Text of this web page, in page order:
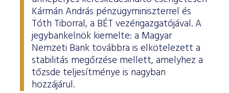
Kármán András pénzügyminiszterrel és
Tóth Tiborral, a BÉT vezérigazgatójával. A
jegybankelnök kiemelte: a Magyar
Nemzeti Bank továbbra is elkötelezett a
stabilitás megőrzése mellett, amelyhez a
tőzsde teljesítménye is nagyban
hozzájárul.